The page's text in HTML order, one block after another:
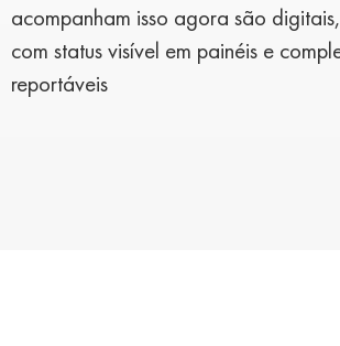
acompanham isso agora são
com status visível em painéis e
reportáveis